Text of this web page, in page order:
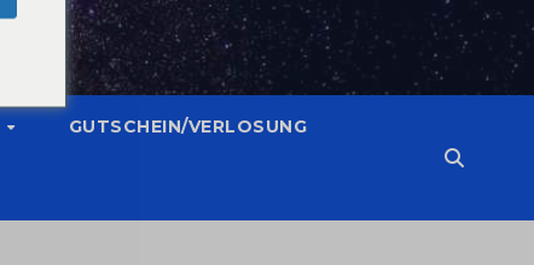
GUTSCHEIN/VERLOSUNG